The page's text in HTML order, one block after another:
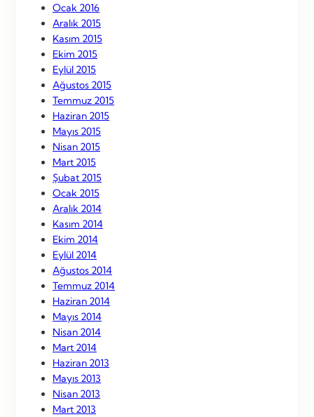
Ocak 2016
Aralık 2015
Kasım 2015
Ekim 2015
Eylül 2015
Ağustos 2015
Temmuz 2015
Haziran 2015
Mayıs 2015
Nisan 2015
Mart 2015
Şubat 2015
Ocak 2015
Aralık 2014
Kasım 2014
Ekim 2014
Eylül 2014
Ağustos 2014
Temmuz 2014
Haziran 2014
Mayıs 2014
Nisan 2014
Mart 2014
Haziran 2013
Mayıs 2013
Nisan 2013
Mart 2013